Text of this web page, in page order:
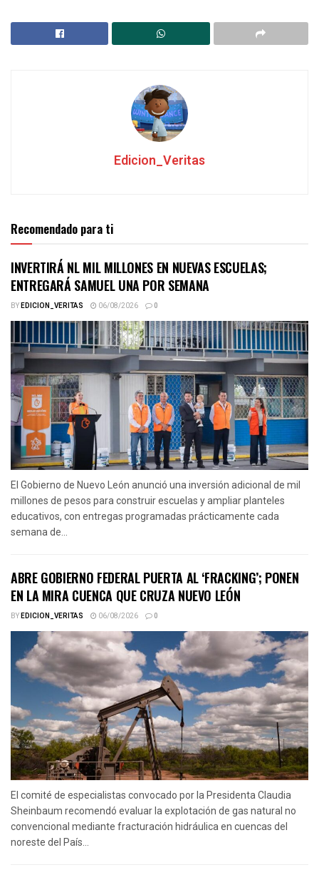
Edicion_Veritas
Recomendado para ti
INVERTIRÁ NL MIL MILLONES EN NUEVAS ESCUELAS;
ENTREGARÁ SAMUEL UNA POR SEMANA
BYEDICION_VERITAS 06/08/2026 0
El Gobierno de Nuevo León anunció una inversión adicional de mil
millones de pesos para construir escuelas y ampliar planteles
educativos, con entregas programadas prácticamente cada
semana de...
ABRE GOBIERNO FEDERAL PUERTA AL ‘FRACKING’; PONEN
EN LA MIRA CUENCA QUE CRUZA NUEVO LEÓN
BYEDICION_VERITAS 06/08/2026 0
El comité de especialistas convocado por la Presidenta Claudia
Sheinbaum recomendó evaluar la explotación de gas natural no
convencional mediante fracturación hidráulica en cuencas del
noreste del País...